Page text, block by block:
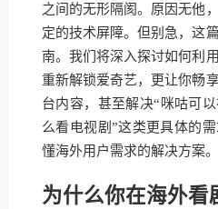
之间的无形隔阂。原因无他
定的技术屏障。但别急，这
南。我们将深入探讨如何利
重新解锁爱奇艺，更让你畅
台内容，甚至解决“咪咕可
么看电视剧”这类更具体的
懂海外用户需求的解决方案。
为什么你在海外看